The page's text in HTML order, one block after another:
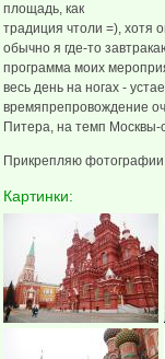
площадь, как
традиция чтоли =), хотя
обычно я где-то
программа моих
весь день на ногах -
времяпрепровождение
Питера, на темп Москвы-
Прикрепляю фотографии
Картинки: